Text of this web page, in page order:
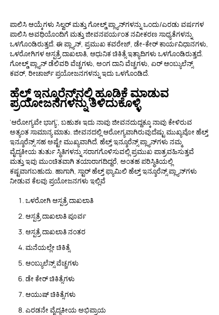
ಪಾಲಿಸಿ ಆಯ್ಕೆಗಳು ಸಿಲ್ವರ್ ಮತ್ತು ಗೋಲ್ಡ್ ಪ್ಲ್ಯಾನ್‌ಗಳನ್ನು ಒಂದು/ಎರಡು ವರ್ಷಗಳ
ಪಾಲಿಸಿ ಅವಧಿಯೊಂದಿಗೆ ಮತ್ತು ಜೀವನಪರ್ಯಂತ ನವೀಕರಣ ಸಾಧ್ಯತೆಗಳನ್ನು
ಒಳಗೊಂಡಿರುತ್ತದೆ. ಈ ಪ್ಲ್ಯಾನ್‌, ಪ್ರಮುಖ ಕವರೇಜ್, ಡೇ-ಕೇರ್ ಕಾರ್ಯವಿಧಾನಗಳು,
ಒಳರೋಗಿಗಳ ಆಸ್ಪತ್ರೆ ದಾಖಲಾತಿ, ಆಧುನಿಕ ಚಿಕಿತ್ಸೆ ಇತ್ಯಾದಿಗಳು ಒಳಗೊಂಡಿರುತ್ತದೆ.
ಗೋಲ್ಡ್ ಪ್ಲ್ಯಾನ್ ಡೆಲಿವರಿ ವೆಚ್ಚಗಳು, ಅಂಗ ದಾನಿ ವೆಚ್ಚಗಳು, ಏರ್ ಆಂಬ್ಯುಲೆನ್ಸ್
ಕವರ್, ರೀಚಾರ್ಜ್ ಪ್ರಯೋಜನಗಳನ್ನು ಇದು ಒಳಗೊಂಡಿದೆ.
ಹೆಲ್ತ್ ಇನ್ಶೂರೆನ್ಸ್‌ನಲ್ಲಿ ಹೂಡಿಕೆ ಮಾಡುವ
ಪ್ರಯೋಜನಗಳನ್ನು ತಿಳಿದುಕೊಳ್ಳಿ
‘ಆರೋಗ್ಯವೇ ಭಾಗ್ಯ’, ಬಹುಶಃ ಇದು ನಾವು ಜೀವನದುದ್ದಕ್ಕೂ ನಾವು ಕೇಳಿರುವ
ಅತ್ಯಂತ ಸಾಮಾನ್ಯ ಮಾತು. ಜೀವನದಲ್ಲಿ ಆರೋಗ್ಯವಾಗಿರುವುದೆಷ್ಟು ಮುಖ್ಯವೋ ಹೆಲ್ತ್
ಇನ್ಶೂರೆನ್ಸ್ ಸಹ ಅಷ್ಟೇ ಮುಖ್ಯವಾಗಿದೆ. ಹೆಲ್ತ್ ಇನ್ಶೂರೆನ್ಸ್ ಪ್ಲ್ಯಾನ್‌ಗಳು ನಮ್ಮ
ವೈದ್ಯಕೀಯ ತುರ್ತು ಸ್ಥಿತಿಗಳನ್ನು ಸರಾಗಗೊಳಿಸುವಲ್ಲಿ ಪ್ರಮುಖ ಪಾತ್ರವಹಿಸುತ್ತವೆ
ಮತ್ತು ಇವು ಮುಂಚಿತವಾಗಿ ತಯಾರಾಗದಿದ್ದರೆ, ಅಂತಹ ಪರಿಸ್ಥಿತಿಯಲ್ಲಿ
ಕಷ್ಟವಾಗಬಹುದು. ಹಾಗಾಗಿ, ಸ್ಟಾರ್ ಹೆಲ್ತ್ ಫ್ಯಾಮಿಲಿ ಹೆಲ್ತ್ ಇನ್ಶೂರೆನ್ಸ್ ಪ್ಲ್ಯಾನ್‌ಗಳು
ನೀಡುವ ಕೆಲವು ಪ್ರಯೋಜನಗಳು ಇಲ್ಲಿವೆ
ಒಳರೋಗಿ ಆಸ್ಪತ್ರೆ ದಾಖಲಾತಿ
ಆಸ್ಪತ್ರೆ ದಾಖಲಾತಿ ಪೂರ್ವ
ಆಸ್ಪತ್ರೆ ದಾಖಲಾತಿ ನಂತರ
ಮನೆಯಲ್ಲೇ ಚಿಕಿತ್ಸೆ
ಆಂಬ್ಯುಲೆನ್ಸ್ ವೆಚ್ಚಗಳು
ಡೇ ಕೇರ್ ಚಿಕಿತ್ಸೆಗಳು
ಆಯುಷ್ ಚಿಕಿತ್ಸೆಗಳು
ಎರಡನೇ ವೈದ್ಯಕೀಯ ಅಭಿಪ್ರಾಯ